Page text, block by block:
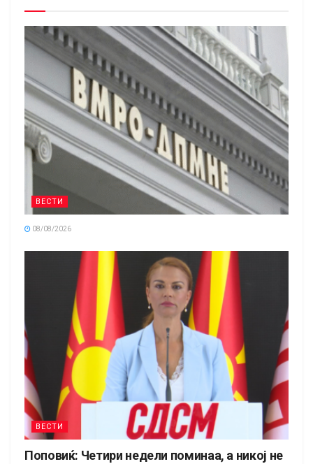
ВЕСТИ
08/08/2026
ВЕСТИ
Поповиќ: Четири недели поминаа, а никој не